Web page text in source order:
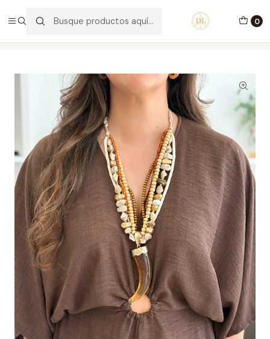
0
PORTES GRÁTIS ACIMA DE 70€ PORTUGAL CONTINENTAL